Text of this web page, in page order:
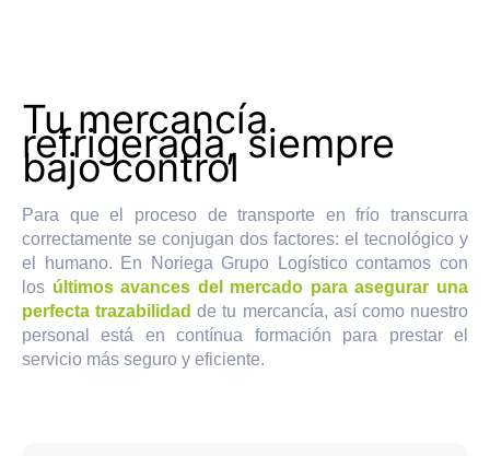
Tu mercancía
refrigerada, siempre
bajo control
Para que el proceso de transporte en frío transcurra
correctamente se conjugan dos factores: el tecnológico y
el humano. En Noriega Grupo Logístico contamos con
los últimos avances del mercado para asegurar una
perfecta trazabilidad de tu mercancía, así como nuestro
personal está en contínua formación para prestar el
servicio más seguro y eficiente.